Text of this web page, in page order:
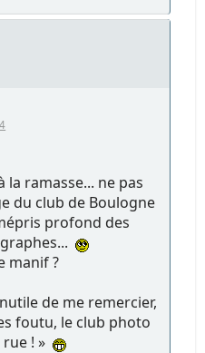
la ramasse... ne pas
du club de Boulogne
profond des
manif ?
de me remercier,
foutu, le club photo
rue ! »